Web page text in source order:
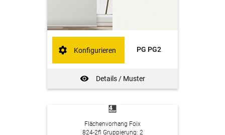
PG PG2
Details / Muster
Konfigurieren
Flächenvorhang Foix
824-2fl Gruppierung: 2